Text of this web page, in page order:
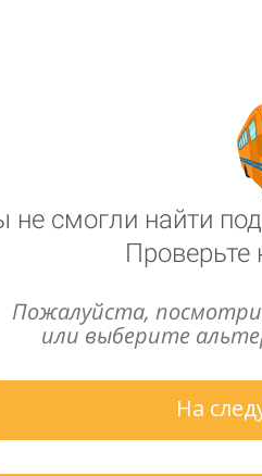
смогли найти
Проверьте
Пожалуйста,
или выберите
На